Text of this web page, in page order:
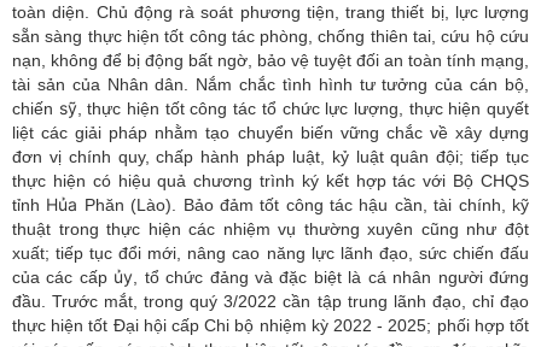
toàn diện. Chủ động rà soát phương tiện, trang thiết bị, lực lượng
sẵn sàng thực hiện tốt công tác phòng, chống thiên tai, cứu hộ cứu
nạn, không để bị động bất ngờ, bảo vệ tuyệt đối an toàn tính mạng,
tài sản của Nhân dân. Nắm chắc tình hình tư tưởng của cán bộ,
chiến sỹ, thực hiện tốt công tác tổ chức lực lượng, thực hiện quyết
liệt các giải pháp nhằm tạo chuyển biến vững chắc về xây dựng
đơn vị chính quy, chấp hành pháp luật, kỷ luật quân đội; tiếp tục
thực hiện có hiệu quả chương trình ký kết hợp tác với Bộ CHQS
tỉnh Hủa Phăn (Lào). Bảo đảm tốt công tác hậu cần, tài chính, kỹ
thuật trong thực hiện các nhiệm vụ thường xuyên cũng như đột
xuất; tiếp tục đổi mới, nâng cao năng lực lãnh đạo, sức chiến đấu
của các cấp ủy, tổ chức đảng và đặc biệt là cá nhân người đứng
đầu. Trước mắt, trong quý 3/2022 cần tập trung lãnh đạo, chỉ đạo
thực hiện tốt Đại hội cấp Chi bộ nhiệm kỳ 2022 - 2025; phối hợp tốt